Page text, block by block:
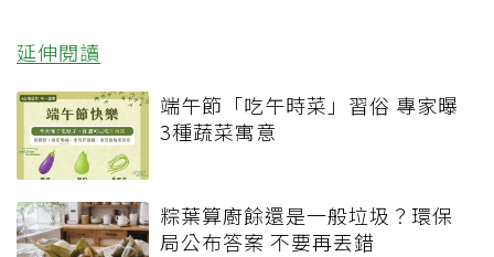
延伸閱讀
端午節「吃午時菜」習俗 專家曝
3種蔬菜寓意
粽葉算廚餘還是一般垃圾？環保
局公布答案 不要再丟錯